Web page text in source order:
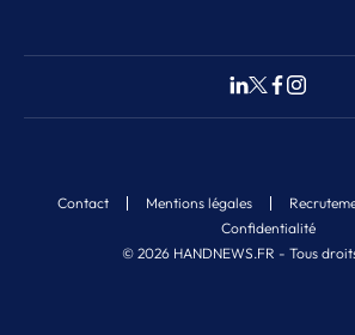
© 2026 HANDNEWS.FR - Tous
Contact Mentions légales
Confidentialité